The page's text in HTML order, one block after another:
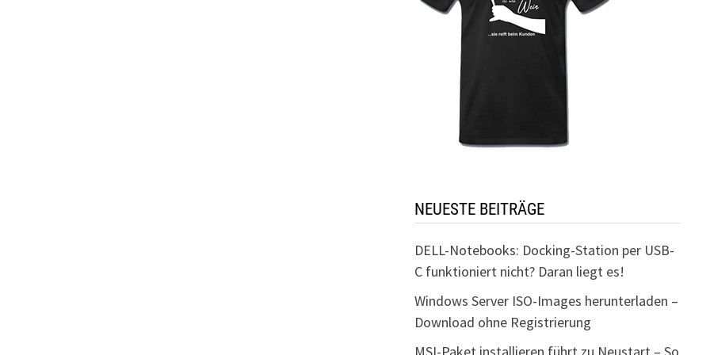
NEUESTE BEITRÄGE
DELL-Notebooks: Docking-Station per USB-
C funktioniert nicht? Daran liegt es!
Windows Server ISO-Images herunterladen –
Download ohne Registrierung